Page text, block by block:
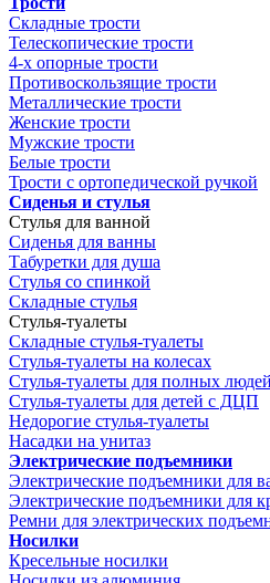
Складные трости
Телескопические трости
4-х опорные трости
Противоскользящие трости
Металлические трости
Женские трости
Мужские трости
Белые трости
Трости с ортопедической ручкой
Сиденья и стулья
Стулья для ванной
Сиденья для ванны
Табуретки для душа
Стулья со спинкой
Складные стулья
Стулья-туалеты
Складные стулья-туалеты
Стулья-туалеты на колесах
Стулья-туалеты для полных людей
Стулья-туалеты для детей с ДЦП
Недорогие стулья-туалеты
Насадки на унитаз
Электрические подъемники
Электрические подъемники для
Электрические подъемники для
Ремни для электрических
Носилки
Кресельные носилки